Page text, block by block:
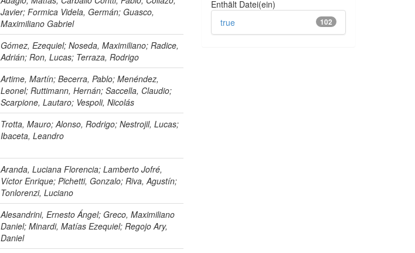
Javier; Formica Videla, Germán; Guasco,
Maximiliano Gabriel
Gómez, Ezequiel; Noseda, Maximiliano; Radice,
Adrián; Ron, Lucas; Terraza, Rodrigo
Artime, Martín; Becerra, Pablo; Menéndez,
Leonel; Ruttimann, Hernán; Saccella, Claudio;
Scarpione, Lautaro; Vespoli, Nicolás
Trotta, Mauro; Alonso, Rodrigo; Nestrojil, Lucas;
Ibaceta, Leandro
Aranda, Luciana Florencia; Lamberto Jofré,
Víctor Enrique; Pichetti, Gonzalo; Riva, Agustín;
Tonlorenzi, Luciano
Alesandrini, Ernesto Ángel; Greco, Maximiliano
Daniel; Minardi, Matías Ezequiel; Regojo Ary,
Daniel
Enthält Datei(ein)
102
true